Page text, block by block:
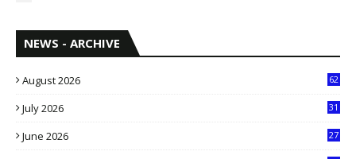
NEWS - ARCHIVE
August 2026 62
July 2026
31
June 2026
27